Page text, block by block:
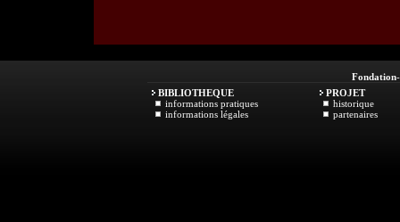
Fondation
BIBLIOTHEQUE
informations pratiques
informations légales
PROJET
historique
partenaires